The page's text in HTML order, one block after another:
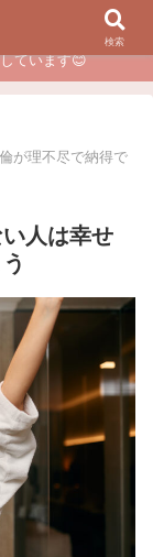
るカウンセリング
ています😊
が理不尽で納得で
人は幸せ
検索